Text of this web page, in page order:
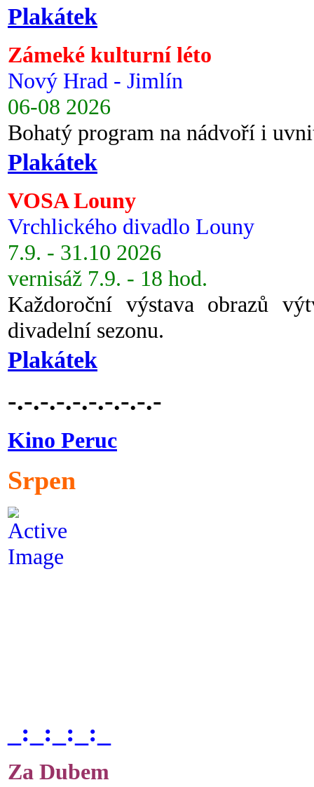
Plakátek
Zámeké kulturní léto
Nový Hrad - Jimlín
06-08 2026
Bohatý program na nádvoří i
Plakátek
VOSA Louny
Vrchlického divadlo Louny
7.9. - 31.10 2026
vernisáž 7.9. - 18 hod.
Každoroční výstava obrazů
divadelní sezonu.
Plakátek
-.-.-.-.-.-.-.-.-.-
Kino Peruc
Srpen
_:_:_:_:_
Za Dubem